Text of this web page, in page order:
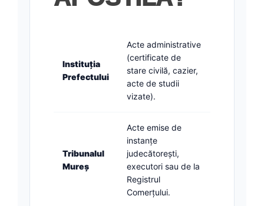
Instituția
Prefectului
Acte administrative
(certificate de
stare civilă, cazier,
acte de studii
vizate).
Tribunalul
Mureș
Acte emise de
instanțe
judecătorești,
executori sau de la
Registrul
Comerțului.